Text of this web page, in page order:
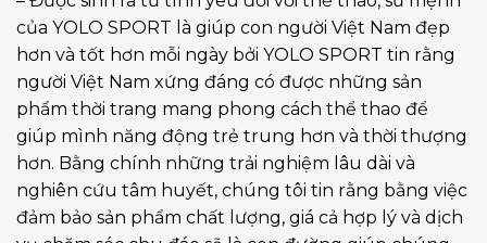
của YOLO SPORT là giúp con người Việt Nam đẹp
hơn và tốt hơn mỗi ngày bởi YOLO SPORT tin rằng
người Việt Nam xứng đáng có được những sản
phẩm thời trang mang phong cách thể thao để
giúp mình năng động trẻ trung hơn và thời thượng
hơn. Bằng chính những trải nghiệm lâu dài và
nghiên cứu tâm huyết, chúng tôi tin rằng bằng việc
đảm bảo sản phẩm chất lượng, giá cả hợp lý và dịch